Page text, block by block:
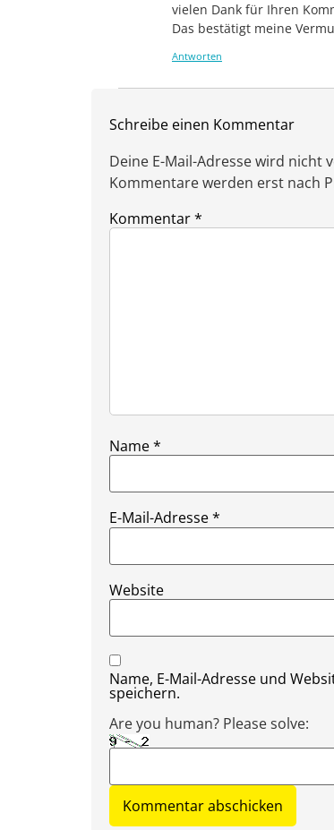
vielen Dank für Ihren
Das bestätigt meine
Antworten
Schreibe einen Kommentar
Deine E-Mail-Adresse wird
Kommentare werden erst nach
Kommentar*
Name*
E-Mail-Adresse*
Website
Name, E-Mail-Adresse und
speichern.
Are you human? Please solve: